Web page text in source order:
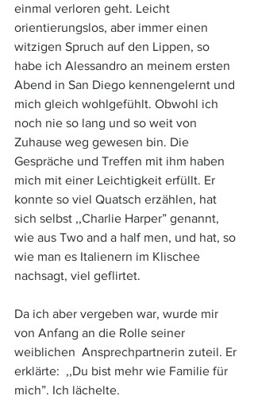
einmal verloren geht. Leicht
orientierungslos, aber immer einen
witzigen Spruch auf den Lippen, so
habe ich Alessandro an meinem ersten
Abend in San Diego kennengelernt und
mich gleich wohlgefühlt. Obwohl ich
noch nie so lang und so weit von
Zuhause weg gewesen bin. Die
Gespräche und Treffen mit ihm haben
mich mit einer Leichtigkeit erfüllt. Er
konnte so viel Quatsch erzählen, hat
sich selbst ,,Charlie Harper” genannt,
wie aus Two and a half men, und hat, so
wie man es Italienern im Klischee
nachsagt, viel geflirtet.
Da ich aber vergeben war, wurde mir
von Anfang an die Rolle seiner
weiblichen  Ansprechpartnerin zuteil. Er
erklärte:  ,,Du bist mehr wie Familie für
mich”. Ich lächelte.